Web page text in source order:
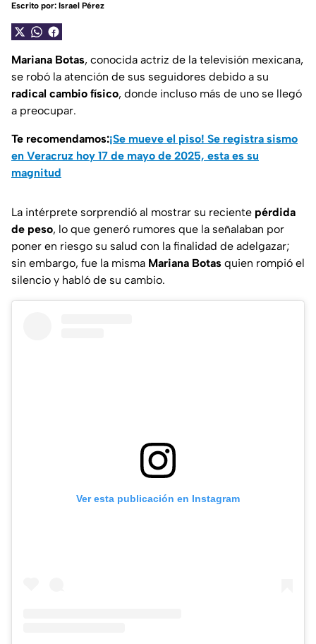
Escrito por: Israel Pérez
Mariana Botas, conocida actriz de la televisión mexicana,
se robó la atención de sus seguidores debido a su
radical cambio físico, donde incluso más de uno se llegó
a preocupar.
Te recomendamos:¡Se mueve el piso! Se registra sismo
en Veracruz hoy 17 de mayo de 2025, esta es su
magnitud
La intérprete sorprendió al mostrar su reciente pérdida
de peso, lo que generó rumores que la señalaban por
poner en riesgo su salud con la finalidad de adelgazar;
sin embargo, fue la misma Mariana Botas quien rompió el
silencio y habló de su cambio.
Ver esta publicación en Instagram